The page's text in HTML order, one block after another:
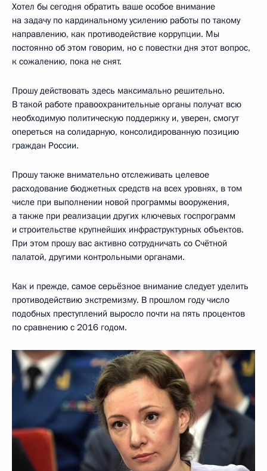
Хотел бы сегодня обратить ваше особое внимание
на задачу по кардинальному усилению работы по такому
направлению, как противодействие коррупции. Мы
постоянно об этом говорим, но с повестки дня этот вопрос,
к сожалению, пока не снят.
Прошу действовать здесь максимально решительно.
В такой работе правоохранительные органы получат всю
необходимую политическую поддержку и, уверен, смогут
опереться на солидарную, консолидированную позицию
граждан России.
Прошу также внимательно отслеживать целевое
расходование бюджетных средств на всех уровнях, в том
числе при выполнении новой программы вооружения,
а также при реализации других ключевых госпрограмм
и строительстве крупнейших инфраструктурных объектов.
При этом прошу вас активно сотрудничать со Счётной
палатой, другими контрольными органами.
Как и прежде, самое серьёзное внимание следует уделить
противодействию экстремизму. В прошлом году число
подобных преступлений выросло почти на пять процентов
по сравнению с 2016 годом.